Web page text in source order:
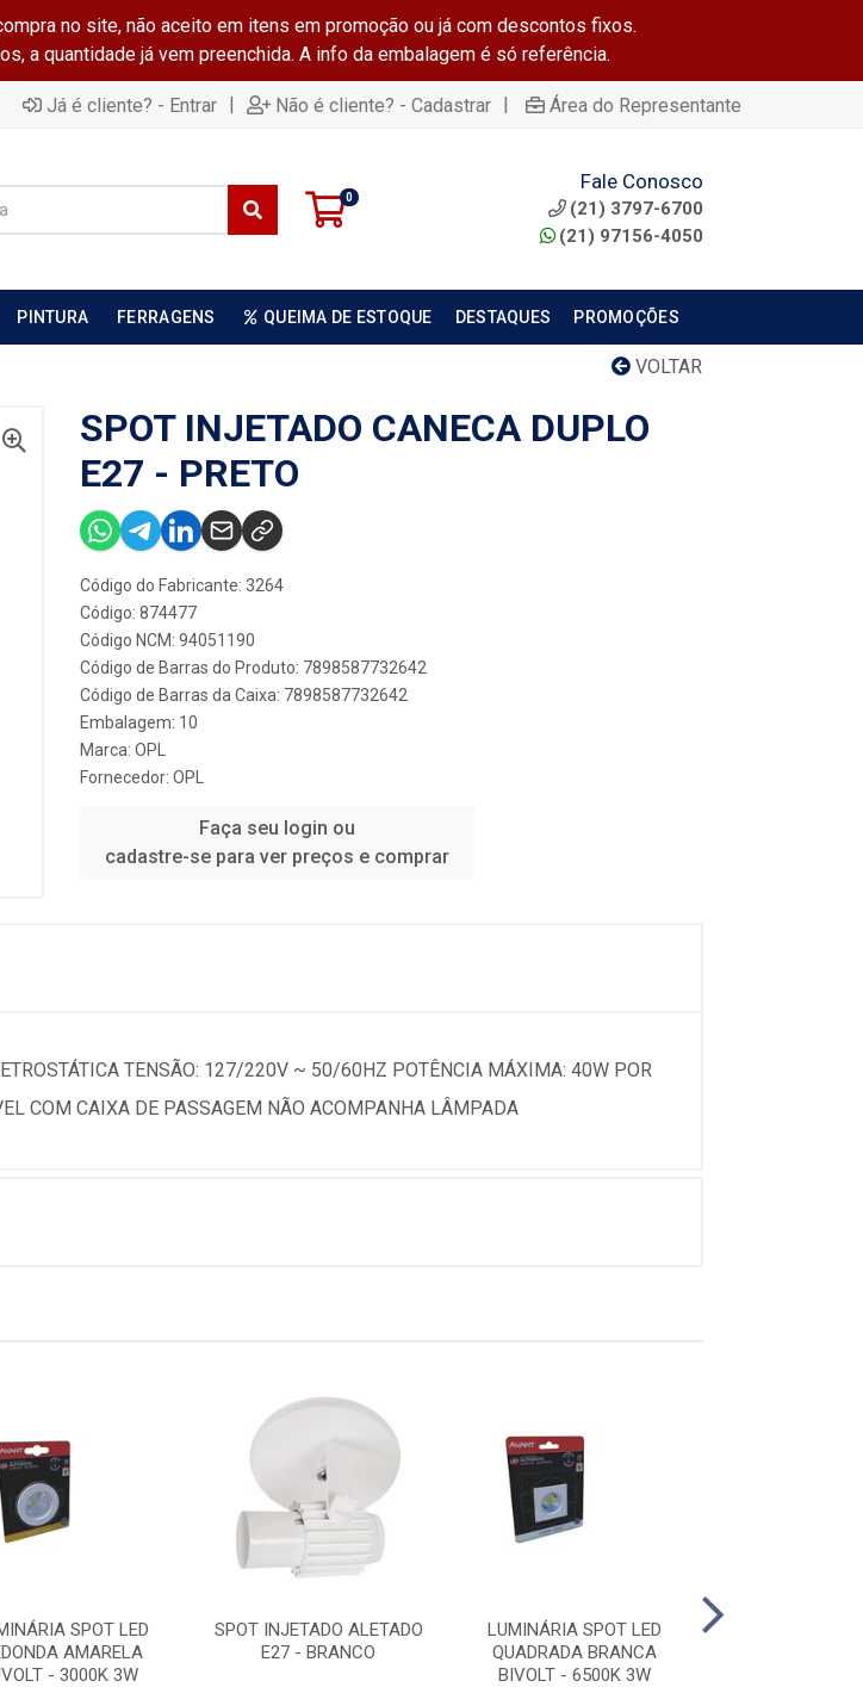
no site, não aceito em itens em promoção ou já com descontos fixos.
a quantidade já vem preenchida. A info da embalagem é só referência.
Já é cliente? - Entrar | Não é cliente? - Cadastrar | Área do Representante
0
Fale Conosco
(21) 3797-6700
(21) 97156-4050
PINTURA FERRAGENS QUEIMA DE ESTOQUE DESTAQUES PROMOÇÕES
VOLTAR
SPOT INJETADO CANECA DUPLO
E27 - PRETO
Código do Fabricante: 3264
Código: 874477
Código NCM: 94051190
Código de Barras do Produto: 7898587732642
Código de Barras da Caixa: 7898587732642
Embalagem: 10
Marca: OPL
Fornecedor: OPL
Faça seu login ou
cadastre-se para ver preços e comprar
TENSÃO: 127/220V ~ 50/60HZ POTÊNCIA MÁXIMA: 40W POR
COM CAIXA DE PASSAGEM NÃO ACOMPANHA LÂMPADA
SPOT LED
AMARELA
- 3000K 3W
SPOT INJETADO ALETADO
E27 - BRANCO
LUMINÁRIA SPOT LED
QUADRADA BRANCA
BIVOLT - 6500K 3W